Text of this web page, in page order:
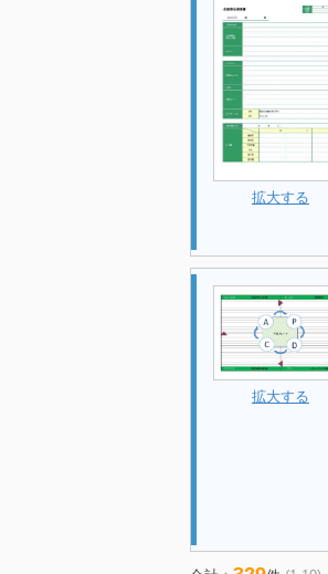
拡大する
拡大する